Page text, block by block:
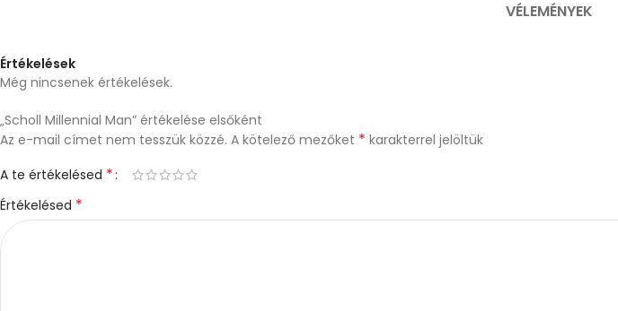
VÉLEMÉNYEK
Értékelések
Még nincsenek értékelések.
„Scholl Millennial Man” értékelése elsőként
Az e-mail címet nem tesszük közzé. A kötelező mezőket * karakterrel jelöltük
A te értékelésed *
Értékelésed *